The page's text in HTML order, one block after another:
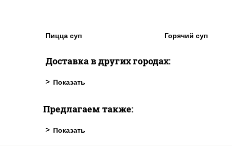
Пицца суп Горячий суп
Доставка в других городах:
Предлагаем также: